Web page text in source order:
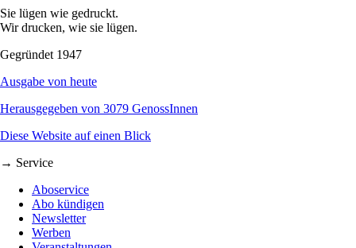
Sie lügen wie gedruckt.
Wir drucken, wie sie lügen.
Gegründet 1947
Ausgabe von heute
Herausgegeben von 3079 GenossInnen
Diese Website auf einen Blick
→ Service
Aboservice
Abo kündigen
Newsletter
Werben